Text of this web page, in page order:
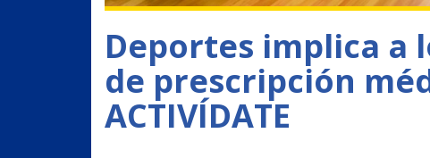
Deportes implica a
de prescripción
ACTIVÍDATE